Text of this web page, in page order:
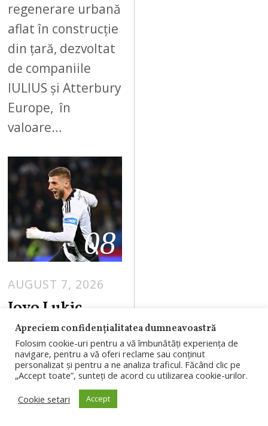
regenerare urbană
aflat în construcție
din țară, dezvoltat
de companiile
IULIUS și Atterbury
Europe, în
valoare…
08
AUGUST 7, 2026
Jovo Lukic,
dorit în
Germania.
Hoffenheim a
intrat în cursa
pentru
Apreciem confidențialitatea dumneavoastră
Folosim cookie-uri pentru a vă îmbunătăți experiența de
navigare, pentru a vă oferi reclame sau conținut
personalizat și pentru a ne analiza traficul. Făcând clic pe
„Accept toate”, sunteți de acord cu utilizarea cookie-urilor.
Cookie setari
Accept